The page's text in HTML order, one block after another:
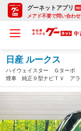
グーネットアプリ
メアド不要で問い合わ
日産 ルークス
ハイウェイスター Ｇターボ
煙車 純正９型ナビＴＶ アラ
電動スライドドア ＬＥＤヘ
スシート 後席シーリングフ